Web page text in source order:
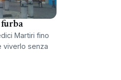
furba
Martiri fino
viverlo senza